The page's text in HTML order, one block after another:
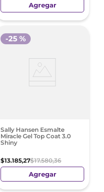
Agregar
Sally Hansen Esmalte
Miracle Gel Top Coat 3.0
Shiny
$13.185,27$17.580,36
-25 %
Agregar